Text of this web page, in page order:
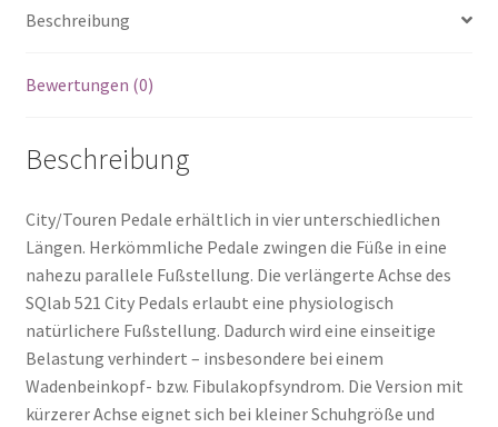
Beschreibung
Bewertungen (0)
Beschreibung
City/Touren Pedale erhältlich in vier unterschiedlichen
Längen. Herkömmliche Pedale zwingen die Füße in eine
nahezu parallele Fußstellung. Die verlängerte Achse des
SQlab 521 City Pedals erlaubt eine physiologisch
natürlichere Fußstellung. Dadurch wird eine einseitige
Belastung verhindert – insbesondere bei einem
Wadenbeinkopf- bzw. Fibulakopfsyndrom. Die Version mit
kürzerer Achse eignet sich bei kleiner Schuhgröße und